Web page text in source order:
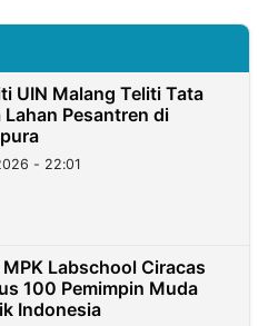
UIN Malang Teliti Tata
Lahan Pesantren di
- 22:01
MPK Labschool Ciracas
100 Pemimpin Muda
Indonesia